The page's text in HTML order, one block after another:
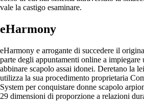
vale la castigo esaminare.
eHarmony
eHarmony e arrogante di succedere il
parte degli appuntamenti online a impiegare
abbinare scapolo assai idonei. Deretano la
utilizza la sua procedimento proprietaria
System per conquistare donne scapolo
29 dimensioni di proporzione a relazioni